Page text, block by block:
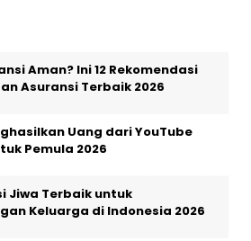
Aman? Ini 12 Rekomendasi
Asuransi Terbaik 2026
Uang dari YouTube
Pemula 2026
Jiwa Terbaik untuk
Keluarga di Indonesia 2026